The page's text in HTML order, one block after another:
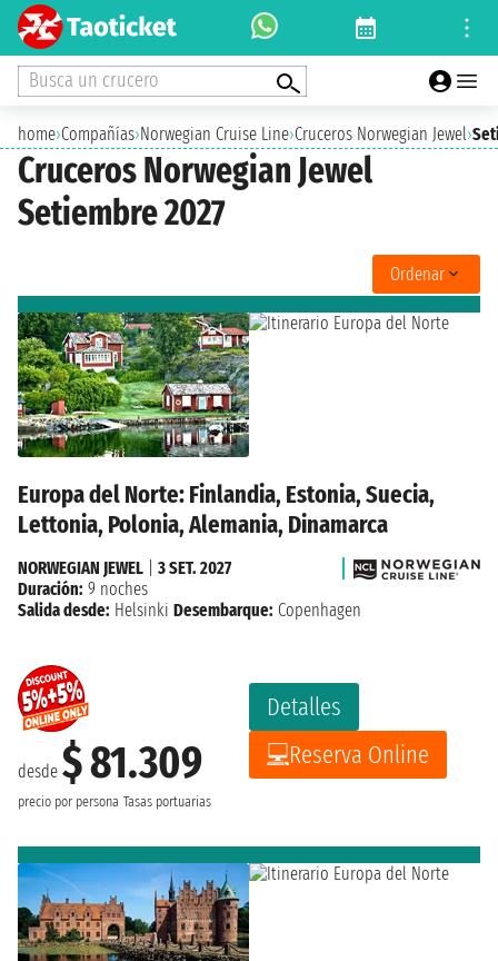
Busca un crucero
home›Compañías›Norwegian Cruise Line›Cruceros Norwegian Jewel›
Cruceros Norwegian Jewel
Setiembre 2027
Ordenar
Europa del Norte: Finlandia, Estonia, Suecia,
Lettonia, Polonia, Alemania, Dinamarca
desde $ 81.309
precio por persona Tasas portuarias
Detalles
Reserva Online
NORWEGIAN JEWEL
3 SET. 2027
Duración: 9 noches
Salida desde: Helsinki Desembarque: Copenhagen